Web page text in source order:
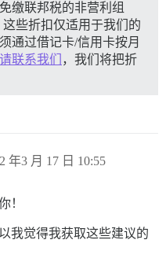
缴联邦税的非营利组
些折扣仅适用于我们的
通过借记卡/信用卡按月
联系我们 ，我们将把折
年3 月 17 日 10:55
！
我觉得我获取这些建议的